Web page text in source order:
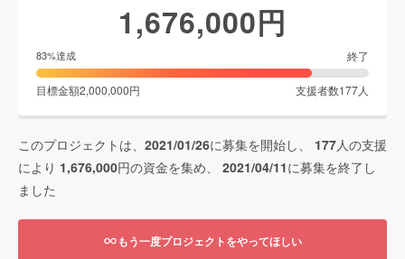
1,676,000円
83%達成 終了
目標金額2,000,000円 支援者数177人
このプロジェクトは、 2021/01/26に募集を開始し、 177人の支援
により 1,676,000円の資金を集め、 2021/04/11に募集を終了し
ました
もう一度プロジェクトをやってほしい